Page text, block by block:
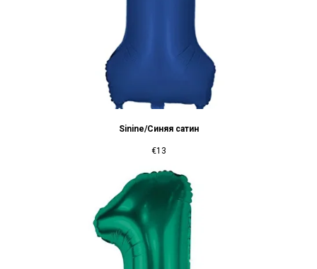
Sinine/Синяя сатин
€13